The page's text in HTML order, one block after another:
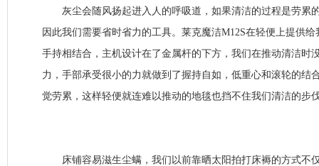
灰尘会随风扬起进入人的呼吸道，如果清洁的过程是劳累
因此我们需要省时省力的工具。莱克魔洁M12S在轻便上提供
手持相结合，主机设计在了金属杆的下方，我们在推动清洁时
力，手部承受很小的力就做到了握持自如，低重心和滚轮的结
觉劳累，这样轻便就连难以推动的地毯也挡不住我们清洁的步
床铺容易滋生尘螨，我们以前靠晒太阳拍打床褥的方式不